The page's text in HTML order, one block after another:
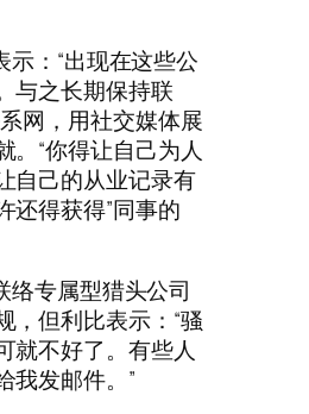
：“出现在这些公
与之长期保持联
网，用社交媒体展
。“你得让自己为人
自己的从业记录有
还得获得”同事的
络专属型猎头公司
，但利比表示：“骚
就不好了。有些人
我发邮件。”